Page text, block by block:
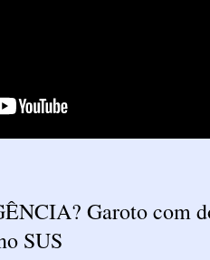
Garoto com
SUS